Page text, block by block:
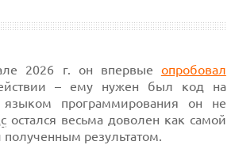
2026 г. он впервые опробовал
– ему нужен был код на
программирования он не
остался весьма доволен как самой
полученным результатом.